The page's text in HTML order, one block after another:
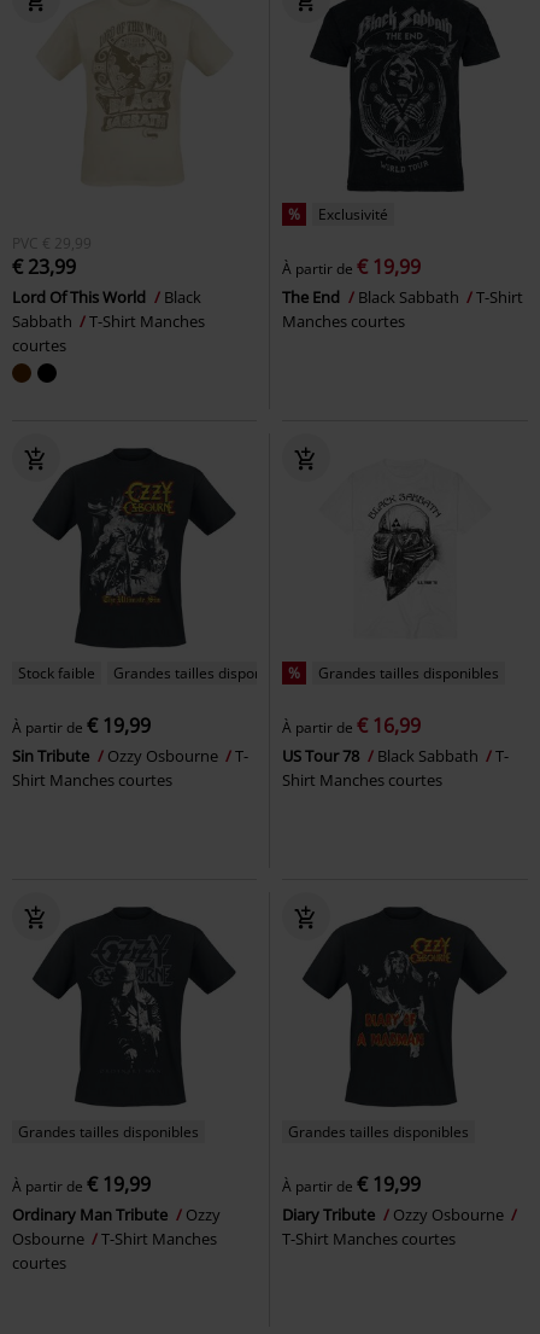
PVC € 29,99
€ 23,99
Lord Of This World
Black
Sabbath
T-Shirt Manches
courtes
% Exclusivité
À partir de € 19,99
The End Black Sabbath
T-Shirt
Manches courtes
Stock faible Grandes tailles disponibles
À partir de € 19,99
Sin Tribute Ozzy Osbourne
T-
Shirt Manches courtes
% Grandes tailles disponibles
À partir de € 16,99
US Tour 78 Black Sabbath
T-
Shirt Manches courtes
Grandes tailles disponibles
À partir de € 19,99
Ordinary Man Tribute
Ozzy
Osbourne
T-Shirt Manches
courtes
Grandes tailles disponibles
À partir de € 19,99
Diary Tribute
Ozzy Osbourne
T-Shirt Manches courtes